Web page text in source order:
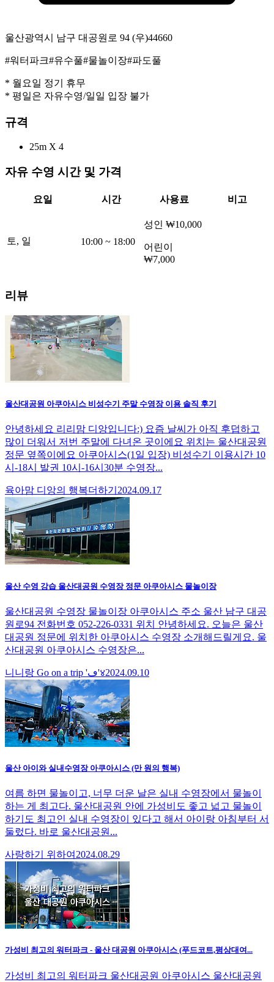
울산광역시 남구 대공원로 94 (우)44660
#워터파크#유수풀#물놀이장#파도풀
* 월요일 정기 휴무
* 평일은 자유수영/일일 입장 불가
규격
25m X 4
자유 수영 시간 및 가격
요일 시간 사용료 비고
토, 일 10:00 ~ 18:00
성인 ₩10,000
어린이
₩7,000
리뷰
울산대공원 아쿠아시스 비성수기 주말 수영장 이용 솔직 후기
안녕하세요 리리맘 디앙입니다:) 요즘 날씨가 아직 후덥하고
많이 더워서 저번 주말에 다녀온 곳이에요 위치는 울산대공원
정문 옆쪽이에요 아쿠아시스(1일 입장) 비성수기 이용시간 10
시-18시 발권 10시-16시30분 수영장...
육아맘 디앙의 행복더하기 2024.09.17
울산 수영 강습 울산대공원 수영장 정문 아쿠아시스 물놀이장
울산대공원 수영장 물놀이장 아쿠아시스 주소 울산 남구 대공
원로94 전화번호 052-226-0331 위치 안녕하세요. 오늘은 울산
대공원 정문에 위치한 아쿠아시스 수영장 소개해드릴게요. 울
산대공원 아쿠아시스 수영장은...
니니랑 Go on a trip 'ڡ'४2024.09.10
울산 아이와 실내수영장 아쿠아시스 (만 원의 행복)
여름 하면 물놀이고, 너무 더운 날은 실내 수영장에서 물놀이
하는 게 최고다. 울산대공원 안에 가성비도 좋고 넓고 물놀이
하기도 최고인 실내 수영장이 있다고 해서 아이랑 아침부터 서
둘렀다. 바로 울산대공원...
사랑하기 위하여 2024.08.29
가성비 최고의 워터파크 - 울산 대공원 아쿠아시스 (푸드코트,평상대여...
가성비 최고의 워터파크 울산대공원 아쿠아시스 울산대공원